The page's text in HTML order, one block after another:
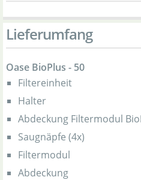
Lieferumfang
Oase BioPlus - 50
Filtereinheit
Halter
Abdeckung Filtermodul
Saugnäpfe (4x)
Filtermodul
Abdeckung